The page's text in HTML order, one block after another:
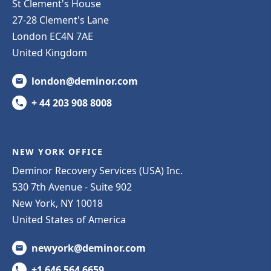
St Clement's House
27-28 Clement's Lane
London EC4N 7AE
United Kingdom
london@deminor.com
+ 44 203 908 8008
NEW YORK OFFICE
Deminor Recovery Services (USA) Inc.
530 7th Avenue - Suite 902
New York, NY 10018
United States of America
newyork@deminor.com